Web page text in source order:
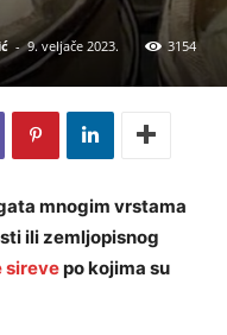
- 9. veljače 2023. 3154
mnogim vrstama
ili zemljopisnog
sirevepo kojima su